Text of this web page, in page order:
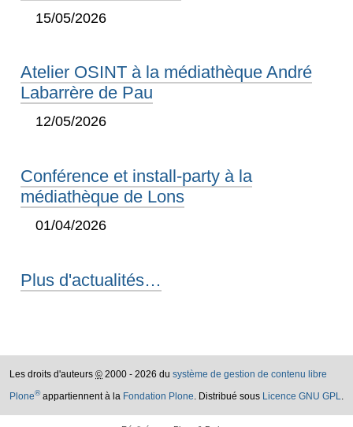
15/05/2026
Atelier OSINT à la médiathèque André
Labarrère de Pau
12/05/2026
Conférence et install-party à la
médiathèque de Lons
01/04/2026
Plus d'actualités…
Les droits d'auteurs © 2000 - 2026 du système de gestion de contenu libre
Plone®appartiennent à la Fondation Plone. Distribué sous Licence GNU GPL.